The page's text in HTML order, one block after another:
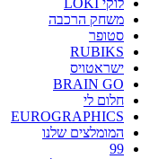
לוקי LOKI
משחק הרכבה
סטופר
RUBIKS
ישראטויס
BRAIN GO
חלום לי
EUROGRAPHICS
המומלצים שלנו
99